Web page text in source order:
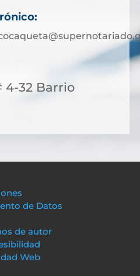
4-32 Barrio
de Datos
de autor
Web